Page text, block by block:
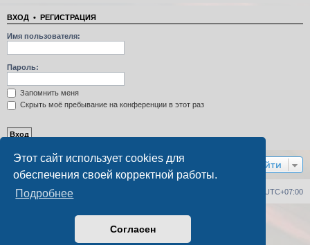
Этот сайт использует cookies для
обеспечения своей корректной работы.
Подробнее
Согласен
ВХОД • РЕГИСТРАЦИЯ
Имя пользователя:
Пароль:
Запомнить меня
Скрыть моё пребывание на конференции в этот раз
Перейти
Список форумов UTC+07:00
Создано на основеphpBB® Forum Software © phpBB Limited
Русская поддержка phpBB
Jester